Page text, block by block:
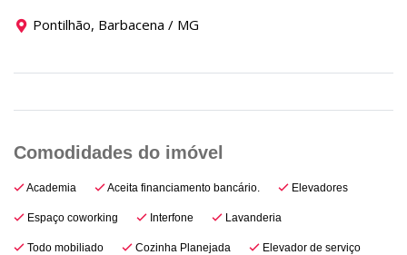
Pontilhão, Barbacena / MG
Academia Aceita financiamento bancário. Elevadores
Espaço coworking Interfone Lavanderia
Todo mobiliado Cozinha Planejada Elevador de serviço